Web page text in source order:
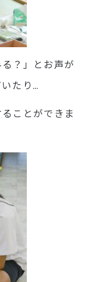
？」とお声が
たり…
ことができま